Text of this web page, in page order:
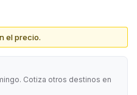
el precio.
Cotiza otros destinos en